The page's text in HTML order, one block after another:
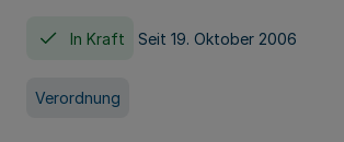
In Kraft Seit 19. Oktober 2006
Verordnung